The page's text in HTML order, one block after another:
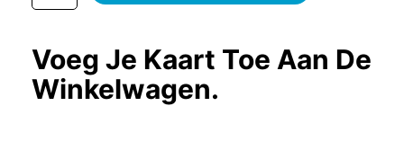
Voeg Je Kaart Toe Aan De
Winkelwagen.